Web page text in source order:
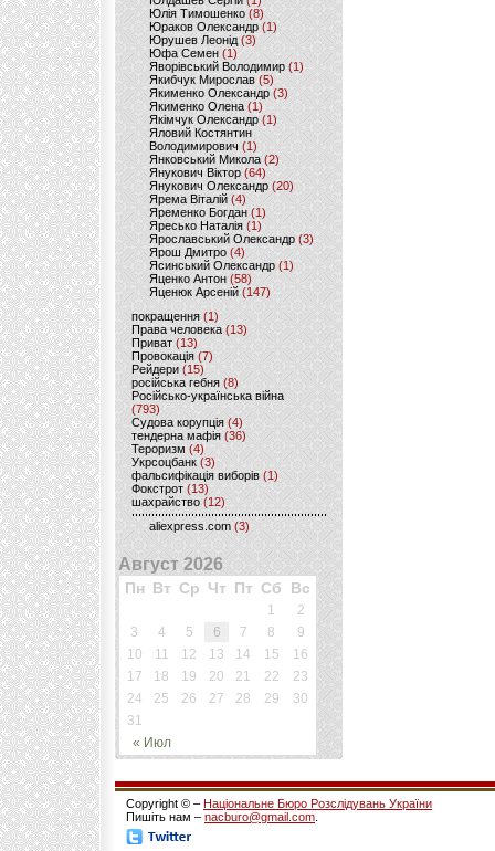
Юлія Тимошенко (8)
Юраков Олександр (1)
Юрушев Леонід (3)
Юфа Семен (1)
Яворівський Володимир (1)
Якибчук Мирослав (5)
Якименко Олександр (3)
Якименко Олена(1)
Якімчук Олександр (1)
Яловий Костянтин
Володимирович (1)
Янковський Микола(2)
Янукович Віктор (64)
Янукович Олександр(20)
Ярема Віталій(4)
Яременко Богдан(1)
Яресько Наталія(1)
Ярославський Олександр (3)
Ярош Дмитро (4)
Ясинський Олександр (1)
Яценко Антон(58)
Яценюк Арсеній (147)
покращення (1)
Права человека(13)
Приват (13)
Провокація (7)
Рейдери (15)
російська гебня (8)
Російсько-українська війна
(793)
Судова корупція (4)
тендерна мафія (36)
Тероризм (4)
Укрсоцбанк (3)
фальсифікація виборів (1)
Фокстрот(13)
шахрайство (12)
aliexpress.com (3)
Август 2026
Пн Вт Ср Чт Пт Сб Вс
« Июл
1
2
3
4 5 6 7 8
9
10
11 12 13 14 15
16
17
18 19 20 21 22
23
24
25 26 27 28 29
30
31
Copyright © – Національне Бюро Розслідувань України
Пишіть нам – nacburo@gmail.com